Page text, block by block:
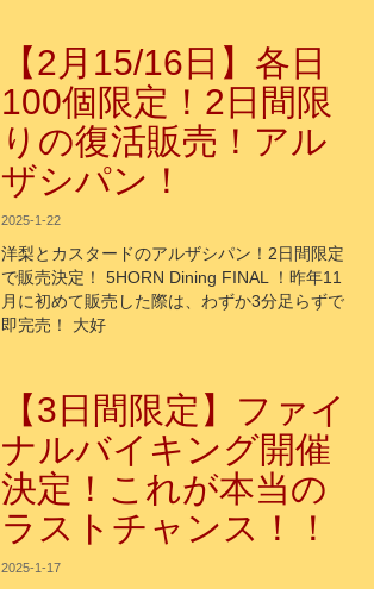
【2月15/16日】各日
100個限定！2日間限
りの復活販売！アル
ザシパン！
2025-1-22
洋梨とカスタードのアルザシパン！2日間限定
で販売決定！ 5HORN Dining FINAL ！昨年11
月に初めて販売した際は、わずか3分足らずで
即完売！ 大好
【3日間限定】ファイ
ナルバイキング開催
決定！これが本当の
ラストチャンス！！
2025-1-17